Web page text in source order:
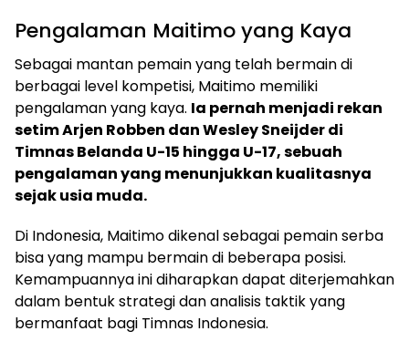
Pengalaman Maitimo yang Kaya
Sebagai mantan pemain yang telah bermain di
berbagai level kompetisi, Maitimo memiliki
pengalaman yang kaya. Ia pernah menjadi rekan
setim Arjen Robben dan Wesley Sneijder di
Timnas Belanda U-15 hingga U-17, sebuah
pengalaman yang menunjukkan kualitasnya
sejak usia muda.
Di Indonesia, Maitimo dikenal sebagai pemain serba
bisa yang mampu bermain di beberapa posisi.
Kemampuannya ini diharapkan dapat diterjemahkan
dalam bentuk strategi dan analisis taktik yang
bermanfaat bagi Timnas Indonesia.